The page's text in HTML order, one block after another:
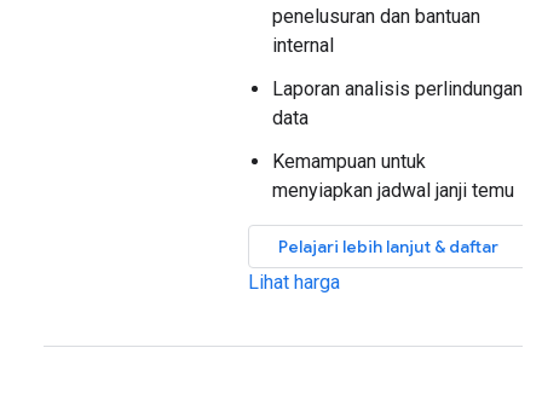
penelusuran dan bantuan
internal
Laporan analisis perlindungan
data
Kemampuan untuk
menyiapkan jadwal janji temu
Pelajari lebih lanjut & daftar
Lihat harga